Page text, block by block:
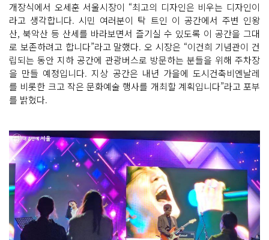
개장식에서 오세훈 서울시장이 “최고의 디자인은 비우는 디자인이
라고 생각합니다. 시민 여러분이 탁 트인 이 공간에서 주변 인왕
산, 북악산 등 산세를 바라보면서 즐기실 수 있도록 이 공간을 그대
로 보존하려고 합니다”라고 말했다. 오 시장은 “이건희 기념관이 건
립되는 동안 지하 공간에 관광버스로 방문하는 분들을 위해 주차장
을 만들 예정입니다. 지상 공간은 내년 가을에 도시건축비엔날레
를 비롯한 크고 작은 문화예술 행사를 개최할 계획입니다”라고 포부
를 밝혔다.